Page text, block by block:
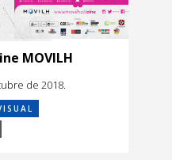
MOVILH
de 2018.